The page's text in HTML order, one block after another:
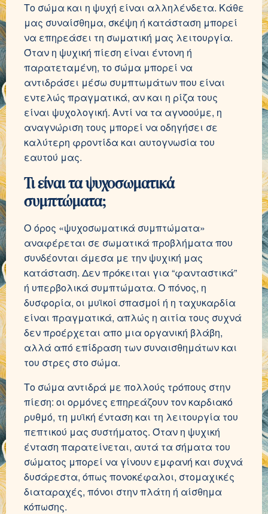
Το σώμα και η ψυχή είναι αλληλένδετα. Κάθε
μας συναίσθημα, σκέψη ή κατάσταση μπορεί
να επηρεάσει τη σωματική μας λειτουργία.
Όταν η ψυχική πίεση είναι έντονη ή
παρατεταμένη, το σώμα μπορεί να
αντιδράσει μέσω συμπτωμάτων που είναι
εντελώς πραγματικά, αν και η ρίζα τους
είναι ψυχολογική. Αντί να τα αγνοούμε, η
αναγνώριση τους μπορεί να οδηγήσει σε
καλύτερη φροντίδα και αυτογνωσία του
εαυτού μας.
Τι είναι τα ψυχοσωματικά
συμπτώματα;
Ο όρος «ψυχοσωματικά συμπτώματα»
αναφέρεται σε σωματικά προβλήματα που
συνδέονται άμεσα με την ψυχική μας
κατάσταση. Δεν πρόκειται για “φανταστικά”
ή υπερβολικά συμπτώματα. Ο πόνος, η
δυσφορία, οι μυϊκοί σπασμοί ή η ταχυκαρδία
είναι πραγματικά, απλώς η αιτία τους συχνά
δεν προέρχεται απο μια οργανική βλάβη,
αλλά από επίδραση των συναισθημάτων και
του στρες στο σώμα.
Το σώμα αντιδρά με πολλούς τρόπους στην
πίεση: οι ορμόνες επηρεάζουν τον καρδιακό
ρυθμό, τη μυϊκή ένταση και τη λειτουργία του
πεπτικού μας συστήματος. Όταν η ψυχική
ένταση παρατείνεται, αυτά τα σήματα του
σώματος μπορεί να γίνουν εμφανή και συχνά
δυσάρεστα, όπως πονοκέφαλοι, στομαχικές
διαταραχές, πόνοι στην πλάτη ή αίσθημα
κόπωσης.